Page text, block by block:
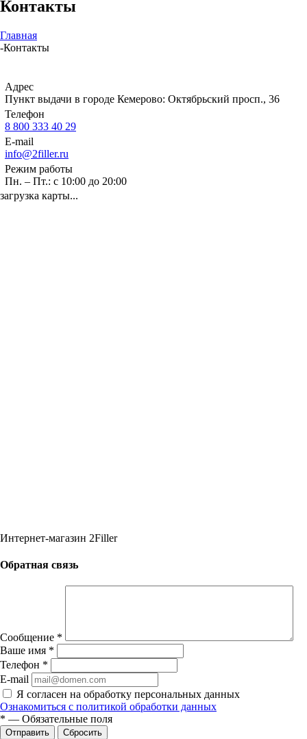
Контакты
Главная
-Контакты
Адрес
Пункт выдачи в городе Кемерово: Октябрьский просп., 36
Телефон
8 800 333 40 29
E-mail
info@2filler.ru
Режим работы
Пн. – Пт.: с 10:00 до 20:00
загрузка карты...
Интернет-магазин 2Filler
Обратная связь
Сообщение *
Ваше имя *
Телефон *
E-mail
Я согласен на обработку персональных данных
Ознакомиться с политикой обработки данных
* — Обязательные поля
Сбросить